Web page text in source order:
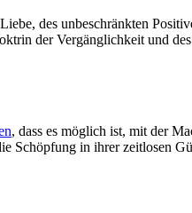
des unbeschränkten
der Vergänglichkeit und
, dass es möglich ist, mit der
Schöpfung in ihrer zeitlosen